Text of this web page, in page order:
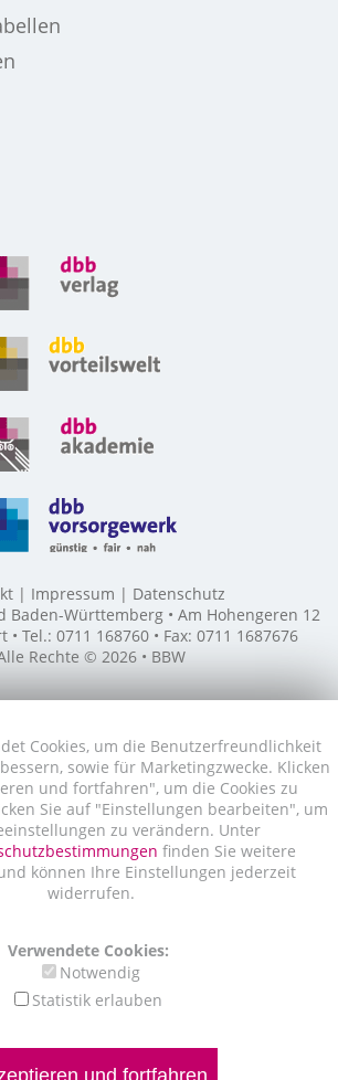
Cookies, um die Benutzerfreundlichkeit
sowie für Marketingzwecke. Klicken
und fortfahren", um die Cookies zu
Sie auf "Einstellungen bearbeiten", um
zu verändern. Unter
finden Sie weitere
können Ihre Einstellungen jederzeit
widerrufen.
Verwendete Cookies:
Notwendig
Statistik erlauben
und fortfahren
Impressum
Datenschutz
Baden-Württemberg • Am Hohengeren 12
• Tel.: 0711 168760 • Fax: 0711 1687676
Rechte © 2026 • BBW